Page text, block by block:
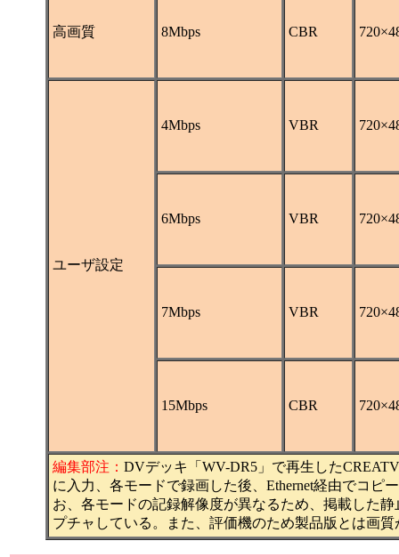
高画質 8Mbps CBR
ユーザ設定
4Mbps VBR
6Mbps VBR
7Mbps VBR
15Mbps CBR
編集部注： DVデッキ「WV-DR5」で再生した
に入力、各モードで録画した後、Ethernet経由でコピ
お、各モードの記録解像度が異なるため、掲載した
プチャしている。また、評価機のため製品版とは画